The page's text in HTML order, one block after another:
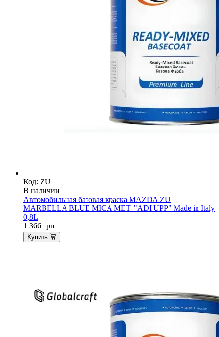
Код: ZU
В наличии
Автомобильная базовая краска MAZDA ZU
MARBELLA BLUE MICA MET. "ADI UPP" Made in Italy
0,8L
1 366 грн
Купить